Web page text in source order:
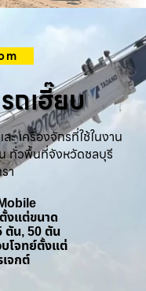
ถเฮี๊ยบ
ะ เครื่องจักรที่ใช้ในงาน
ทั่วพื้นที่จังหวัดชลบุรี
า
งแต่ขนาด
ตัน, 50 ตัน
โจทย์ตั้งแต่
จกต์